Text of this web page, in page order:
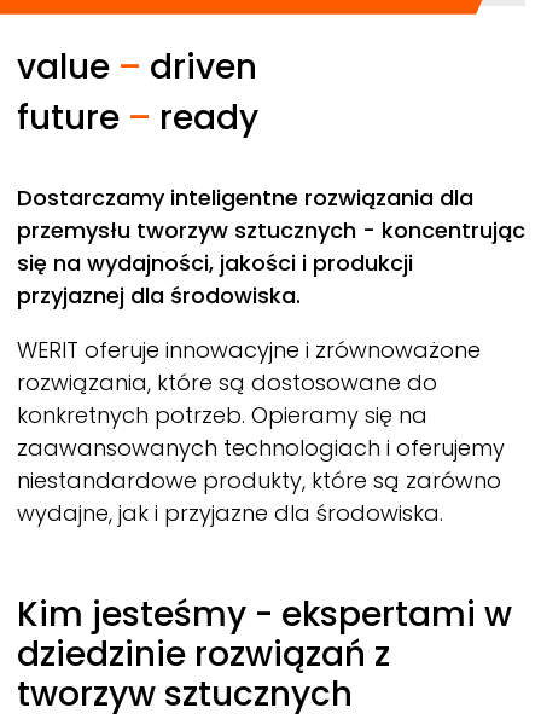
value – driven
future – ready
Dostarczamy inteligentne rozwiązania dla
przemysłu tworzyw sztucznych - koncentrując
się na wydajności, jakości i produkcji
przyjaznej dla środowiska.
WERIT oferuje innowacyjne i zrównoważone
rozwiązania, które są dostosowane do
konkretnych potrzeb. Opieramy się na
zaawansowanych technologiach i oferujemy
niestandardowe produkty, które są zarówno
wydajne, jak i przyjazne dla środowiska.
Kim jesteśmy - ekspertami w
dziedzinie rozwiązań z
tworzyw sztucznych